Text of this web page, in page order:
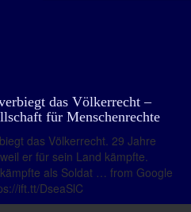
das Völkerrecht –
für Menschenrechte
das Völkerrecht. 29 Jahre
er für sein Land kämpfte.
als Soldat … from Google
ift.tt/DseaSlC